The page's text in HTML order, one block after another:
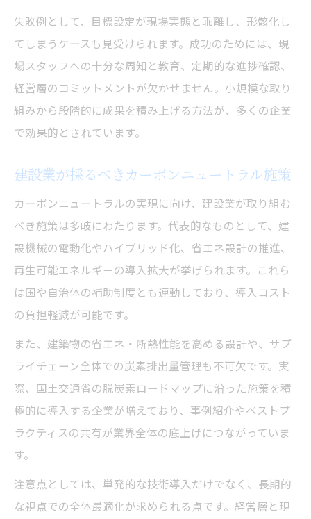
失敗例として、目標設定が現場実態と乖離し、形骸化し
てしまうケースも見受けられます。成功のためには、現
場スタッフへの十分な周知と教育、定期的な進捗確認、
経営層のコミットメントが欠かせません。小規模な取り
組みから段階的に成果を積み上げる方法が、多くの企業
で効果的とされています。
建設業が採るべきカーボンニュートラル施策
カーボンニュートラルの実現に向け、建設業が取り組む
べき施策は多岐にわたります。代表的なものとして、建
設機械の電動化やハイブリッド化、省エネ設計の推進、
再生可能エネルギーの導入拡大が挙げられます。これら
は国や自治体の補助制度とも連動しており、導入コスト
の負担軽減が可能です。
また、建築物の省エネ・断熱性能を高める設計や、サプ
ライチェーン全体での炭素排出量管理も不可欠です。実
際、国土交通省の脱炭素ロードマップに沿った施策を積
極的に導入する企業が増えており、事例紹介やベストプ
ラクティスの共有が業界全体の底上げにつながっていま
す。
注意点としては、単発的な技術導入だけでなく、長期的
な視点での全体最適化が求められる点です。経営層と現